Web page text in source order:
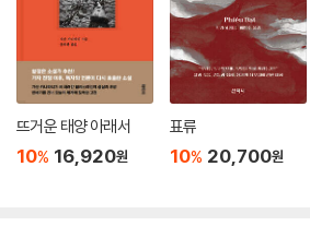
뜨거운 태양 아래서
10% 16,920원
표류
10% 20,700원